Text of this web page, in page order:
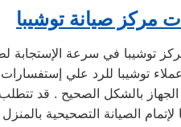
مركز صيانة توشيبا
توشيبا في سرعة الإستجابة
الجهاز بالشكل الصحيح . قد
الصيانة التصحيحية بالمنزل